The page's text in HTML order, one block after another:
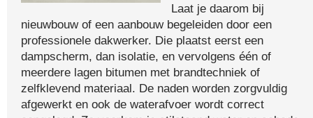
Laat je daarom bij
nieuwbouw of een aanbouw begeleiden door een
professionele dakwerker. Die plaatst eerst een
dampscherm, dan isolatie, en vervolgens één of
meerdere lagen bitumen met brandtechniek of
zelfklevend materiaal. De naden worden zorgvuldig
afgewerkt en ook de waterafvoer wordt correct